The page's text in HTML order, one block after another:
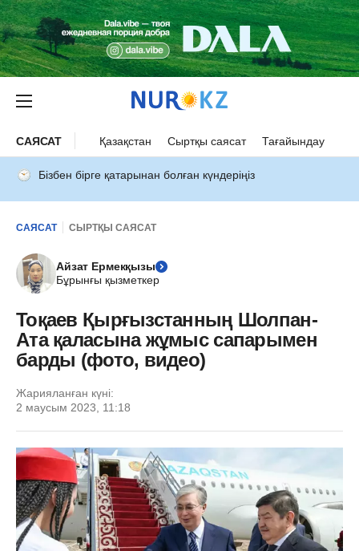
САЯСАТ Қазақстан Сыртқы саясат Тағайындау
Бізбен бірге қатарынан болған күндеріңіз
САЯСАТ СЫРТҚЫ САЯСАТ
Айзат Ермекқызы
Бұрынғы қызметкер
Тоқаев Қырғызстанның Шолпан-
Ата қаласына жұмыс сапарымен
барды (фото, видео)
Жарияланған күні:
2 маусым 2023, 11:18